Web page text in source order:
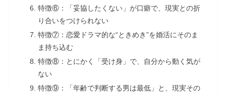
特徴⑥：「妥協したくない」が口癖で、現実との折
り合いをつけられない
特徴⑦：恋愛ドラマ的な“ときめき”を婚活にそのま
ま持ち込む
特徴⑧：とにかく「受け身」で、自分から動く気が
ない
特徴⑨：「年齢で判断する男は最低」と、現実その